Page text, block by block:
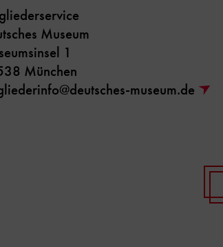
Museum
1
München
museum.de